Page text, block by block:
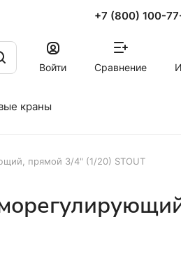
+7 (800) 100-
Войти
Сравнение
краны
прямой 3/4" (1/20) STOUT